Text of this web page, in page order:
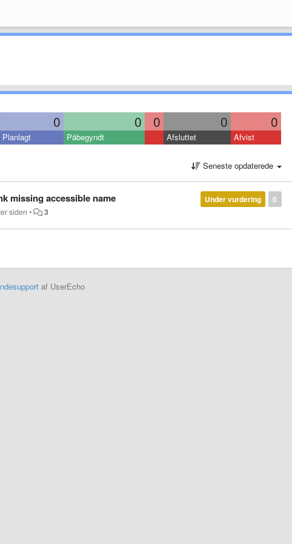
0 0 0 0 0
Planlagt Påbegyndt Afsluttet Afvist
Seneste opdaterede
0
Under vurdering
missing accessible name
siden • 3
af UserEcho